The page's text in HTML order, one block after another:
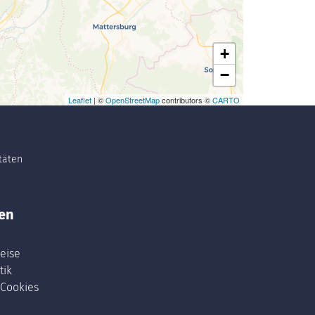
+
−
Leaflet | ©OpenStreetMapcontributors ©CARTO